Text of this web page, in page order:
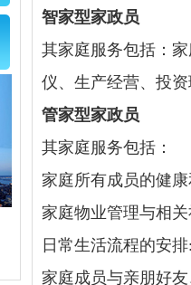
智家型家政员
其家庭服务包括：
仪、生产经营、投
管家型家政员
其家庭服务包括：
家庭所有成员的健
家庭物业管理与相
日常生活流程的安
家庭成员与亲朋好